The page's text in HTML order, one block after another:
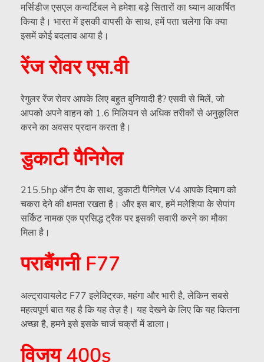
मर्सिडीज एसएल कन्वर्टिबल ने हमेशा बड़े सितारों का ध्यान आकर्षित
किया है। भारत में इसकी वापसी के साथ, हमें पता चलेगा कि क्या
इसमें कोई बदलाव आया है।
रेंज रोवर एस.वी
रेगुलर रेंज रोवर आपके लिए बहुत बुनियादी है? एसवी से मिलें, जो
आपको अपने वाहन को 1.6 मिलियन से अधिक तरीकों से अनुकूलित
करने का अवसर प्रदान करता है।
डुकाटी पैनिगेल
215.5hp ऑन टैप के साथ, डुकाटी पैनिगेल V4 आपके दिमाग को
चकरा देने की क्षमता रखता है। और इस बार, हमें मलेशिया के सेपांग
सर्किट नामक एक प्रसिद्ध ट्रैक पर इसकी सवारी करने का मौका
मिला है।
पराबैंगनी F77
अल्ट्रावायलेट F77 इलेक्ट्रिक, महंगा और भारी है, लेकिन सबसे
महत्वपूर्ण बात यह है कि यह तेज़ है। यह देखने के लिए कि यह कितना
अच्छा है, हमने इसे इसके चार्ज चक्रों में डाला।
विजय 400s